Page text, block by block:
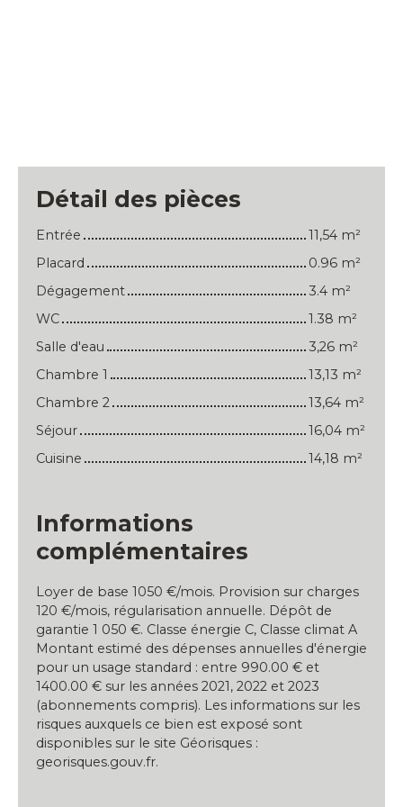
Détail des pièces
Entrée
11,54 m²
Placard
0.96 m²
Dégagement
3.4 m²
WC
1.38 m²
Salle d'eau
3,26 m²
Chambre 1
13,13 m²
Chambre 2
13,64 m²
Séjour
16,04 m²
Cuisine
14,18 m²
Informations
complémentaires
Loyer de base 1050 €/mois. Provision sur charges
120 €/mois, régularisation annuelle. Dépôt de
garantie 1 050 €. Classe énergie C, Classe climat A
Montant estimé des dépenses annuelles d'énergie
pour un usage standard : entre 990.00 € et
1400.00 € sur les années 2021, 2022 et 2023
(abonnements compris). Les informations sur les
risques auxquels ce bien est exposé sont
disponibles sur le site Géorisques :
georisques.gouv.fr.